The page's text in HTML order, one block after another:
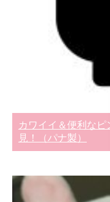
カワイイ＆便利な
見！（パナ製）